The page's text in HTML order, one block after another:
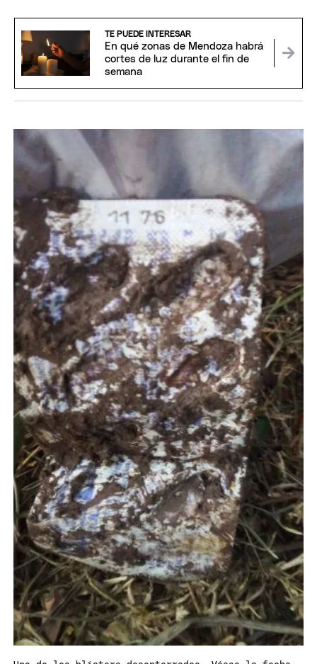
TE PUEDE INTERESAR
En qué zonas de Mendoza habrá
cortes de luz durante el fin de
semana